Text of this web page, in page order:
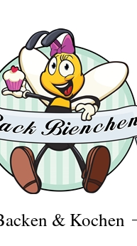
& Kochen